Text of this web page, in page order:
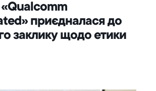
приєдналася до
заклику щодо етики